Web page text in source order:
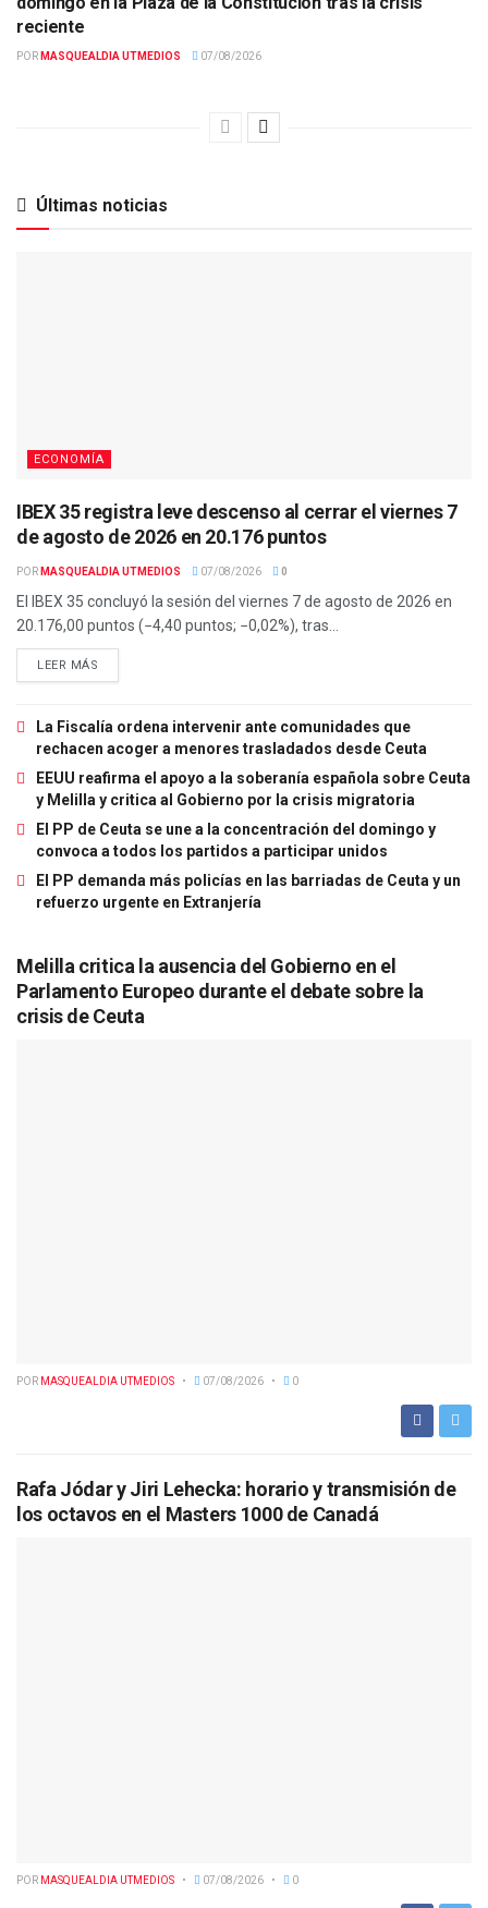
reciente
POR MASQUEALDIA UTMEDIOS 07/08/2026
Últimas noticias
ECONOMÍA
IBEX 35 registra leve descenso al cerrar el viernes 7
de agosto de 2026 en 20.176 puntos
POR MASQUEALDIA UTMEDIOS 07/08/2026 0
El IBEX 35 concluyó la sesión del viernes 7 de agosto de 2026 en
20.176,00 puntos (−4,40 puntos; −0,02%), tras...
LEER MÁS
La Fiscalía ordena intervenir ante comunidades que
rechacen acoger a menores trasladados desde Ceuta
EEUU reafirma el apoyo a la soberanía española sobre Ceuta
y Melilla y critica al Gobierno por la crisis migratoria
El PP de Ceuta se une a la concentración del domingo y
convoca a todos los partidos a participar unidos
El PP demanda más policías en las barriadas de Ceuta y un
refuerzo urgente en Extranjería
Melilla critica la ausencia del Gobierno en el
Parlamento Europeo durante el debate sobre la
crisis de Ceuta
POR MASQUEALDIA UTMEDIOS 07/08/2026 0
Rafa Jódar y Jiri Lehecka: horario y transmisión de
los octavos en el Masters 1000 de Canadá
POR MASQUEALDIA UTMEDIOS 07/08/2026 0